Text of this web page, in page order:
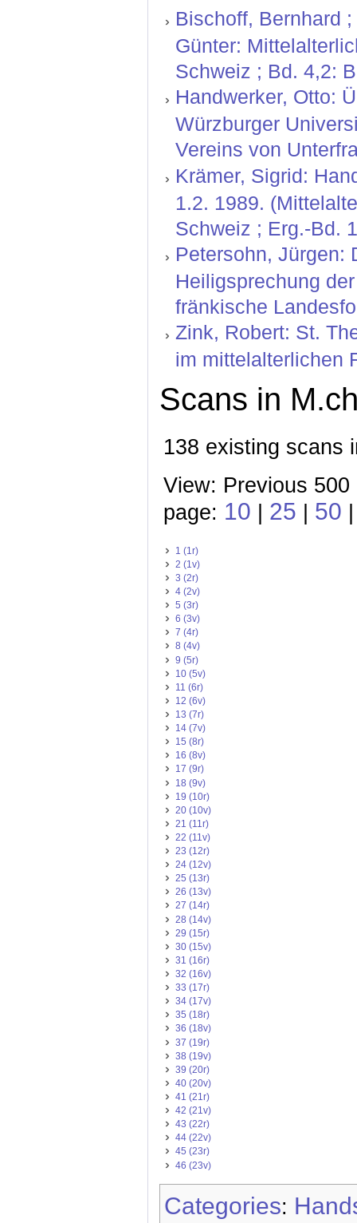
Bischoff, Bernhard
Günter:
Schweiz ; Bd. 4,2:
Handwerker, Otto:
Würzburger
Vereins von
Krämer, Sigrid:
1.2. 1989.
Schweiz ; Erg.-Bd.
Petersohn, Jürgen:
Heiligsprechung
fränkische
Zink, Robert: St.
im mittelalterlichen
Scans in
138 existing scans
View: Previous
page: 10 25 50
1 (1r)
2 (1v)
3 (2r)
4 (2v)
5 (3r)
6 (3v)
7 (4r)
8 (4v)
9 (5r)
10 (5v)
11 (6r)
12 (6v)
13 (7r)
14 (7v)
15 (8r)
16 (8v)
17 (9r)
18 (9v)
19 (10r)
20 (10v)
21 (11r)
22 (11v)
23 (12r)
24 (12v)
25 (13r)
26 (13v)
27 (14r)
28 (14v)
29 (15r)
30 (15v)
31 (16r)
32 (16v)
33 (17r)
34 (17v)
35 (18r)
36 (18v)
37 (19r)
38 (19v)
39 (20r)
40 (20v)
41 (21r)
42 (21v)
43 (22r)
44 (22v)
45 (23r)
46 (23v)
Categories: